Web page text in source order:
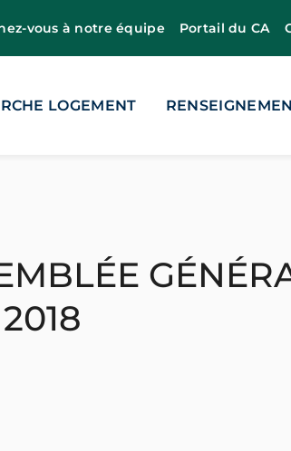
vous à notre équipe Portail du CA
LOGEMENT